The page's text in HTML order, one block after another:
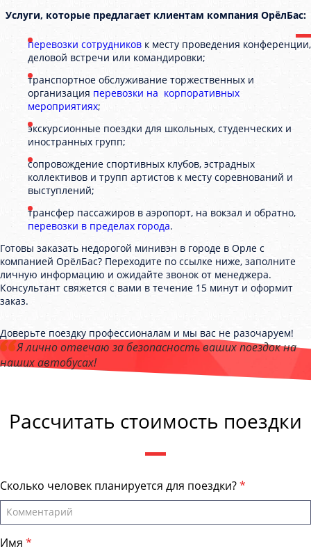
Услуги, которые предлагает клиентам компания ОрёлБас:
перевозки сотрудников к месту проведения конференции,
деловой встречи или командировки;
транспортное обслуживание торжественных и
организация перевозки на корпоративных
мероприятиях;
экскурсионные поездки для школьных, студенческих и
иностранных групп;
сопровождение спортивных клубов, эстрадных
коллективов и трупп артистов к месту соревнований и
выступлений;
трансфер пассажиров в аэропорт, на вокзал и обратно,
перевозки в пределах города.
Готовы заказать недорогой минивэн в городе в Орле с
компанией ОрёлБас? Переходите по ссылке ниже, заполните
личную информацию и ожидайте звонок от менеджера.
Консультант свяжется с вами в течение 15 минут и оформит
заказ.
Доверьте поездку профессионалам и мы вас не разочаруем!
Я лично отвечаю за безопасность ваших поездок на
наших автобусах!
Рассчитать стоимость поездки
Сколько человек планируется для поездки?
Имя